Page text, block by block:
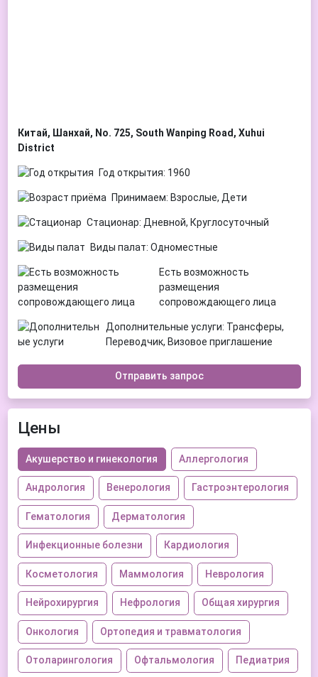
Китай, Шанхай, No. 725, South Wanping Road, Xuhui
District
Год открытия: 1960
Принимаем: Взрослые, Дети
Стационар: Дневной, Круглосуточный
Виды палат: Одноместные
Есть возможность
размещения
сопровождающего лица
Дополнительные услуги: Трансферы,
Переводчик, Визовое приглашение
Отправить запрос
Цены
Акушерство и гинекология Аллергология
Андрология Венерология Гастроэнтерология
Гематология Дерматология
Инфекционные болезни Кардиология
Косметология Маммология Неврология
Нейрохирургия Нефрология Общая хирургия
Онкология Ортопедия и травматология
Отоларингология Офтальмология Педиатрия